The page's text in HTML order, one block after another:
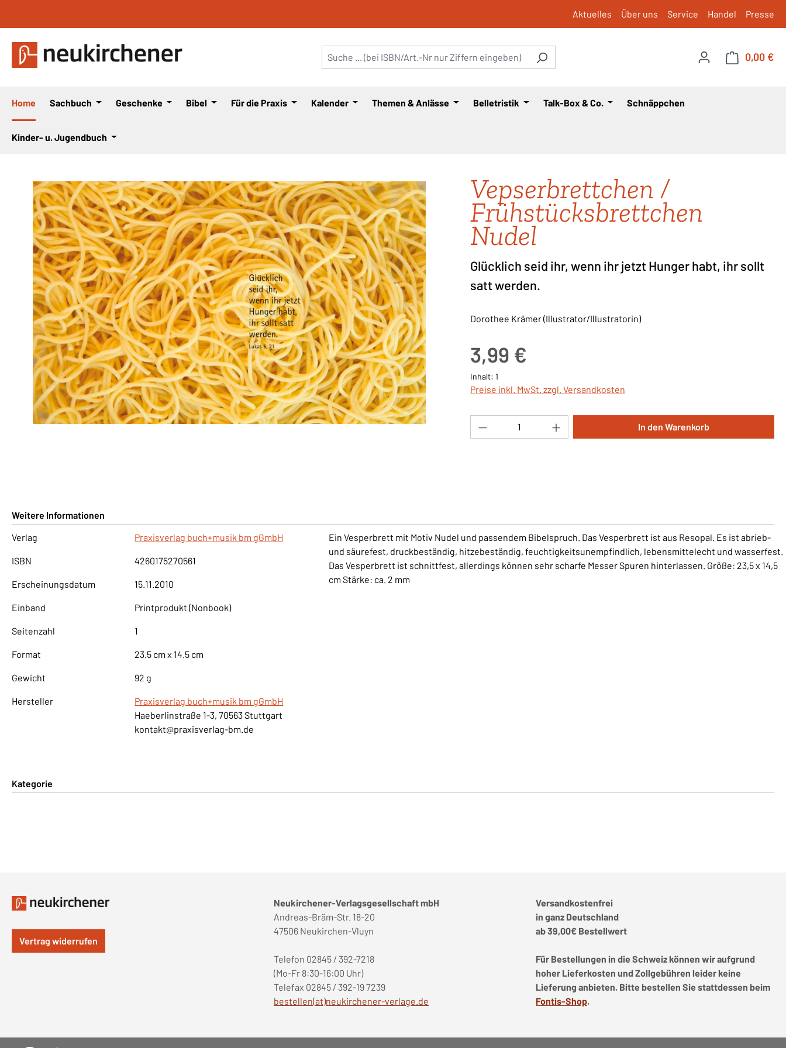
Aktuelles Über uns Service Handel Presse
0,00 €
Home Sachbuch Geschenke Bibel Für die Praxis Kalender Themen & Anlässe Belletristik Talk-Box & Co. Schnäppchen
Kinder- u. Jugendbuch
Bildergalerie überspringen Vepserbrettchen /
Frühstücksbrettchen
Nudel
Glücklich seid ihr, wenn ihr jetzt Hunger habt, ihr sollt
satt werden.
Dorothee Krämer (Illustrator/Illustratorin)
3,99 €
Inhalt: 1
Preise inkl. MwSt. zzgl. Versandkosten
Produkt Anzahl: Gib den gewünschten Wert ein
In den Warenkorb
Weitere Informationen
Verlag
Praxisverlag buch+musik bm gGmbH
ISBN 4260175270561
Erscheinungsdatum 15.11.2010
Einband Printprodukt (Nonbook)
Seitenzahl 1
Format 23.5 cm x 14.5 cm
Gewicht 92 g
Hersteller
Praxisverlag buch+musik bm gGmbH
Haeberlinstraße 1-3, 70563 Stuttgart
kontakt@praxisverlag-bm.de
Ein Vesperbrett mit Motiv Nudel und passendem Bibelspruch. Das Vesperbrett ist aus Resopal. Es ist abrieb-
und säurefest, druckbeständig, hitzebeständig, feuchtigkeitsunempfindlich, lebensmittelecht und wasserfest.
Das Vesperbrett ist schnittfest, allerdings können sehr scharfe Messer Spuren hinterlassen. Größe: 23,5 x 14,5
cm Stärke: ca. 2 mm
Kategorie
Vertrag widerrufen
Neukirchener-Verlagsgesellschaft mbH
Andreas-Bräm-Str. 18-20
47506 Neukirchen-Vluyn
Telefon 02845 / 392-7218
(Mo-Fr 8:30-16:00 Uhr)
Telefax 02845 / 392-19 7239
bestellen(at)neukirchener-verlage.de
Versandkostenfrei
in ganz Deutschland
ab 39,00€ Bestellwert
Für Bestellungen in die Schweiz können wir aufgrund
hoher Lieferkosten und Zollgebühren leider keine
Lieferung anbieten. Bitte bestellen Sie stattdessen beim
Fontis-Shop.